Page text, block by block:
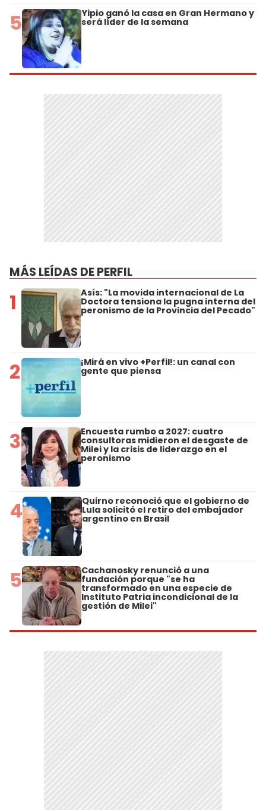
5 Yipio ganó la casa en Gran Hermano y
será líder de la semana
MÁS LEÍDAS DE PERFIL
1 Asís: "La movida internacional de La
Doctora tensiona la pugna interna del
peronismo de la Provincia del Pecado"
2 ¡Mirá en vivo +Perfil!: un canal con
gente que piensa
3 Encuesta rumbo a 2027: cuatro
consultoras midieron el desgaste de
Milei y la crisis de liderazgo en el
peronismo
4 Quirno reconoció que el gobierno de
Lula solicitó el retiro del embajador
argentino en Brasil
5 Cachanosky renunció a una
fundación porque "se ha
transformado en una especie de
Instituto Patria incondicional de la
gestión de Milei"